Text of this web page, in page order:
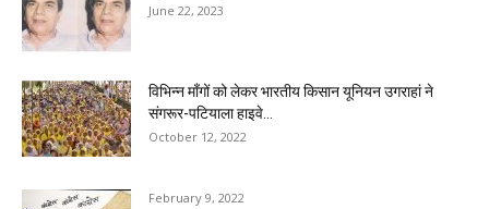
June 22, 2023
विभिन्न माँगों को लेकर भारतीय किसान यूनियन उगराहां ने
संगरूर-पटियाला हाइवे...
October 12, 2022
February 9, 2022